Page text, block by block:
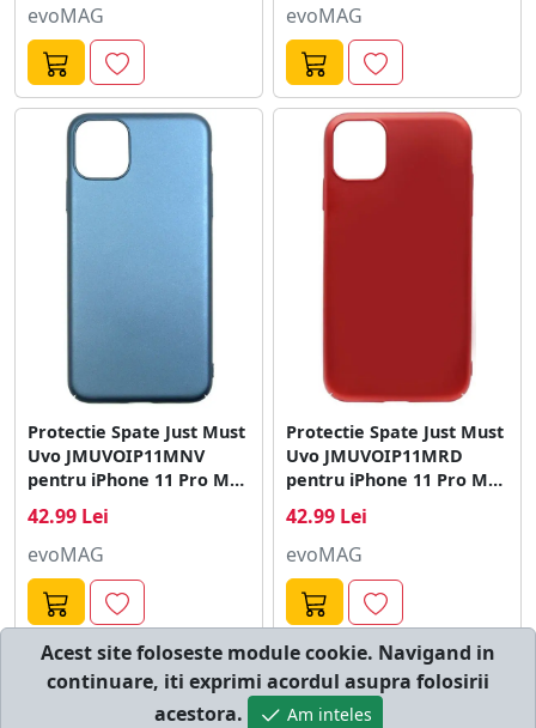
evoMAG
evoMAG
Protectie Spate Just Must
Uvo JMUVOIP11MNV
pentru iPhone 11 Pro Max
(Albastru)
42.99 Lei
evoMAG
Protectie Spate Just Must
Uvo JMUVOIP11MRD
pentru iPhone 11 Pro Max
(Rosu)
42.99 Lei
evoMAG
© cumperi.net | Catalog cumparaturi online
Acest site foloseste module cookie. Navigand in
continuare, iti exprimi acordul asupra folosirii
acestora.
Am inteles